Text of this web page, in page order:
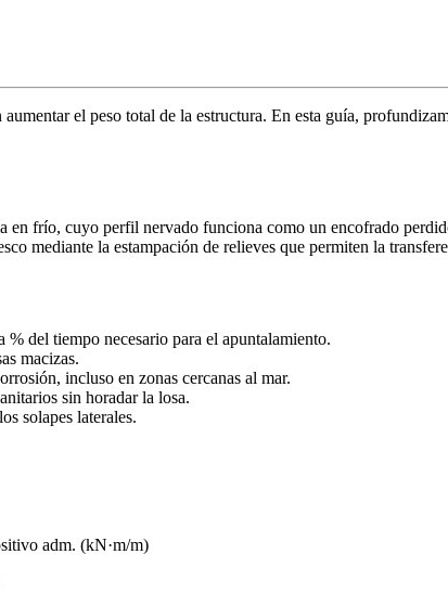
el peso total de la estructura. En esta guía,
frío, cuyo perfil nervado funciona como un encofrado
mediante la estampación de relieves que permiten la
del tiempo necesario para el apuntalamiento.
macizas.
incluso en zonas cercanas al mar.
sin horadar la losa.
solapes laterales.
adm. (kN·m/m)